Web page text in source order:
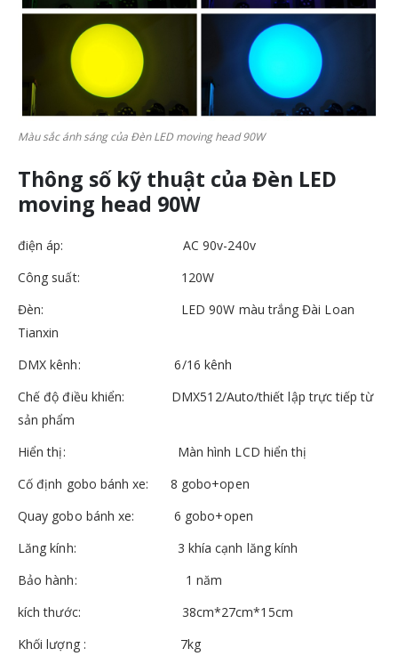
Màu sắc ánh sáng của Đèn LED moving head 90W
Thông số kỹ thuật của Đèn LED
moving head 90W
điện áp: AC 90v-240v
Công suất: 120W
Đèn: LED 90W màu trắng Đài Loan
Tianxin
DMX kênh: 6/16 kênh
Chế độ điều khiển: DMX512/Auto/thiết lập trực tiếp từ
sản phẩm
Hiển thị: Màn hình LCD hiển thị
Cố định gobo bánh xe: 8 gobo+open
Quay gobo bánh xe: 6 gobo+open
Lăng kính: 3 khía cạnh lăng kính
Bảo hành: 1 năm
kích thước: 38cm*27cm*15cm
Khối lượng : 7kg